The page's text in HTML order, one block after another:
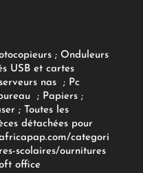
; Onduleurs
USB et cartes
nas ; Pc
; Papiers;
; Toutes les
détachées pour
categori
scolaires/ournitures
office